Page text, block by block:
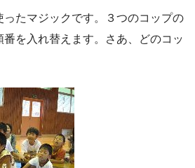
たマジックです。３つのコップの
を入れ替えます。さあ、どのコッ